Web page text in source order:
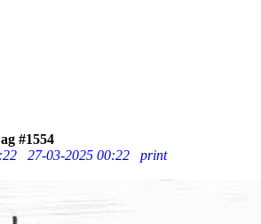
#1554
27-03-2025 00:22
print